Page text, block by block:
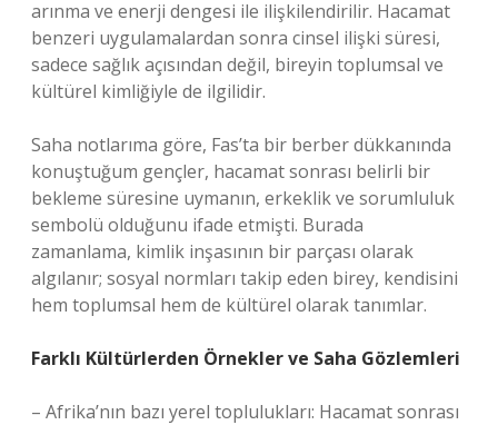
arınma ve enerji dengesi ile ilişkilendirilir. Hacamat
benzeri uygulamalardan sonra cinsel ilişki süresi,
sadece sağlık açısından değil, bireyin toplumsal ve
kültürel kimliğiyle de ilgilidir.
Saha notlarıma göre, Fas’ta bir berber dükkanında
konuştuğum gençler, hacamat sonrası belirli bir
bekleme süresine uymanın, erkeklik ve sorumluluk
sembolü olduğunu ifade etmişti. Burada
zamanlama, kimlik inşasının bir parçası olarak
algılanır; sosyal normları takip eden birey, kendisini
hem toplumsal hem de kültürel olarak tanımlar.
Farklı Kültürlerden Örnekler ve Saha Gözlemleri
– Afrika’nın bazı yerel toplulukları: Hacamat sonrası